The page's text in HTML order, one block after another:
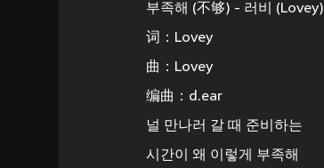
부족해 (不够) - 러비 (Lovey)
词：Lovey
曲：Lovey
编曲：d.ear
널 만나러 갈 때 준비하는
시간이 왜 이렇게 부족해